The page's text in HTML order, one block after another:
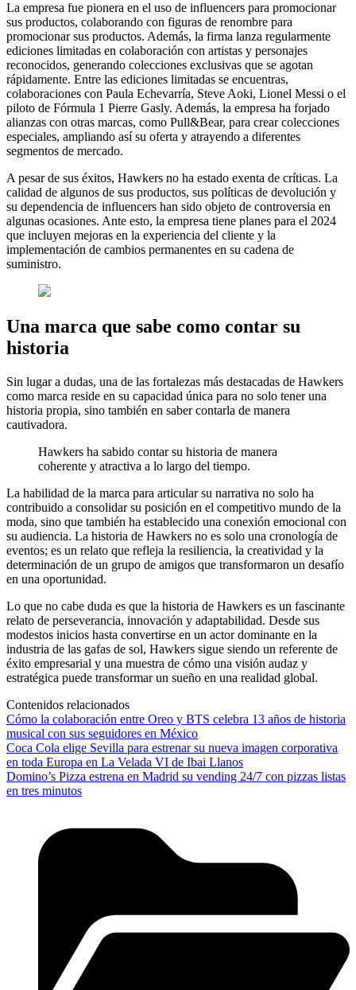
La empresa fue pionera en el uso de influencers para promocionar
sus productos, colaborando con figuras de renombre para
promocionar sus productos. Además, la firma lanza regularmente
ediciones limitadas en colaboración con artistas y personajes
reconocidos, generando colecciones exclusivas que se agotan
rápidamente. Entre las ediciones limitadas se encuentras,
colaboraciones con Paula Echevarría, Steve Aoki, Lionel Messi o el
piloto de Fórmula 1 Pierre Gasly. Además, la empresa ha forjado
alianzas con otras marcas, como Pull&Bear, para crear colecciones
especiales, ampliando así su oferta y atrayendo a diferentes
segmentos de mercado.
A pesar de sus éxitos, Hawkers no ha estado exenta de críticas. La
calidad de algunos de sus productos, sus políticas de devolución y
su dependencia de influencers han sido objeto de controversia en
algunas ocasiones. Ante esto, la empresa tiene planes para el 2024
que incluyen mejoras en la experiencia del cliente y la
implementación de cambios permanentes en su cadena de
suministro.
Una marca que sabe como contar su
historia
Sin lugar a dudas, una de las fortalezas más destacadas de Hawkers
como marca reside en su capacidad única para no solo tener una
historia propia, sino también en saber contarla de manera
cautivadora.
Hawkers ha sabido contar su historia de manera
coherente y atractiva a lo largo del tiempo.
La habilidad de la marca para articular su narrativa no solo ha
contribuido a consolidar su posición en el competitivo mundo de la
moda, sino que también ha establecido una conexión emocional con
su audiencia. La historia de Hawkers no es solo una cronología de
eventos; es un relato que refleja la resiliencia, la creatividad y la
determinación de un grupo de amigos que transformaron un desafío
en una oportunidad.
Lo que no cabe duda es que la historia de Hawkers es un fascinante
relato de perseverancia, innovación y adaptabilidad. Desde sus
modestos inicios hasta convertirse en un actor dominante en la
industria de las gafas de sol, Hawkers sigue siendo un referente de
éxito empresarial y una muestra de cómo una visión audaz y
estratégica puede transformar un sueño en una realidad global.
Contenidos relacionados
Cómo la colaboración entre Oreo y BTS celebra 13 años de historia
musical con sus seguidores en México
Coca Cola elige Sevilla para estrenar su nueva imagen corporativa
en toda Europa en La Velada VI de Ibai Llanos
Domino’s Pizza estrena en Madrid su vending 24/7 con pizzas listas
en tres minutos